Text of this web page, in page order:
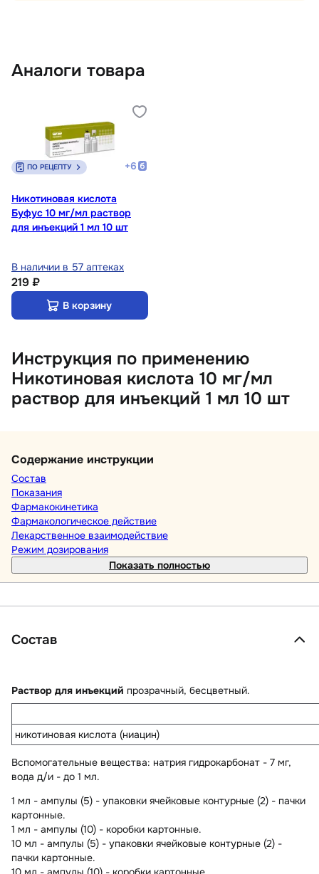
Аналоги товара
ПО РЕЦЕПТУ +6
Никотиновая кислота
Буфус 10 мг/мл раствор
для инъекций 1 мл 10 шт
В наличии в 57 аптеках
219 ₽
В корзину
Инструкция по применению
Никотиновая кислота 10 мг/мл
раствор для инъекций 1 мл 10 шт
Содержание инструкции
Состав
Показания
Фармакокинетика
Фармакологическое действие
Лекарственное взаимодействие
Режим дозирования
Показать полностью
Состав
Раствор для инъекций прозрачный, бесцветный.
никотиновая кислота (ниацин)
Вспомогательные вещества: натрия гидрокарбонат - 7 мг,
вода д/и - до 1 мл.
1 мл - ампулы (5) - упаковки ячейковые контурные (2) - пачки
картонные.
1 мл - ампулы (10) - коробки картонные.
10 мл - ампулы (5) - упаковки ячейковые контурные (2) -
пачки картонные.